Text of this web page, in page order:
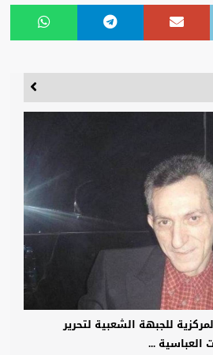
للجبهة الشعبية لتحرير
العباسية ...